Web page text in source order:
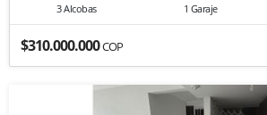
3 Alcobas 1 Garaje
$310.000.000COP